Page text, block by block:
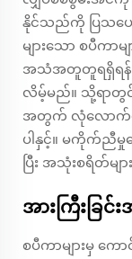
နိုင်သည်ကို ပြသပေး
များသော စပီကာ
အသံအတူတူရရှိရန် ပိုမို
လိမ့်မည်။ သို့ရာတွ
အတွက် လုံလောက်သေ
ပါနှင့်။ မကိုက်ညီမှုက
ပြီး အသုံးစရိတ်မျ
အားကြီးခြ
စပီကာများမှ က